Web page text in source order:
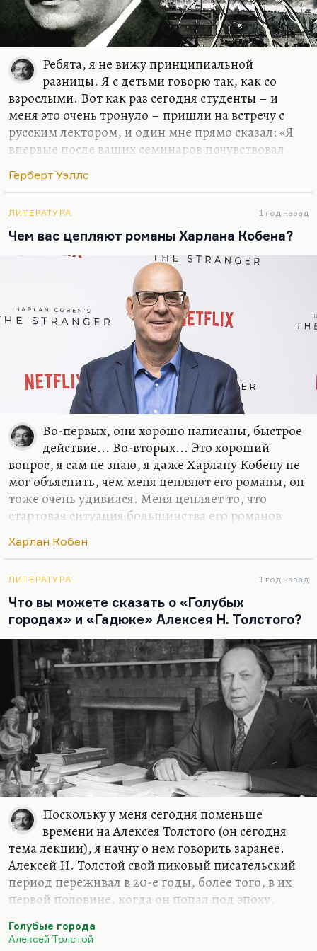
Ребята, я не вижу принципиальной
разницы. Я с детьми говорю так, как со
взрослыми. Вот как раз сегодня студенты – и
меня это очень тронуло – пришли на встречу с
русским лектором, и один мне прямо сказал: «Я
впервые после ваших семинаров почувствовал
этого совсем не хотел, но в каком-то смысле,
профессором, а может быть, студент еще и
лучше. Я не льщу молодым, не пытаюсь к ним
подольститься. Слава богу, у нас неплохие
отношения. Я не вижу принципиальной разницы
между взрослыми и детьми. Я со своим сыном
Андреем всегда говорил как со взрослым. Может
быть, иногда слишком жестко. И с Шервудом та
Герберт Уэллс
ЛИТЕРАТУРА 1 год назад
Чем вас цепляют романы Харлана Кобена?
Во-первых, они хорошо написаны, быстрое
действие... Во-вторых... Это хороший
вопрос, я сам не знаю, я даже Харлану Кобену не
мог объяснить, чем меня цепляют его романы, он
тоже очень удивился. Меня цепляет то, что
стартовая ситуация большинства его романов
«Дураков нет») – это или внезапное исчезновение
Ребенок внезапно появляется на стоянке
парковки, а где он был, куда его родители
делись, – не понятно.
Меня вообще цепляют истории с тайнами, но,
если говорить серьезно, одна из самых больших
тайн, это как цветение в разные сроки, такой
приспособлительный механизм растения... Люди
исчезают из поля зрения…
Харлан Кобен
ЛИТЕРАТУРА 1 год назад
Что вы можете сказать о «Голубых
городах» и «Гадюке» Алексея Н. Толстого?
Поскольку у меня сегодня поменьше
времени на Алексея Толстого (он сегодня
тема лекции), я начну о нем говорить заранее.
Алексей Н. Толстой свой пиковый писательский
период переживал в 20-е годы, более того, в их
первой половине, когда он попал под эпоху,
том, что ему соответствовал здравый, простой,
Голубые города
Алексей Толстой